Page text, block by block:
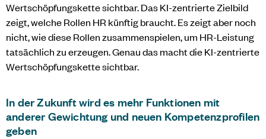
Wertschöpfungskette sichtbar. Das KI-zentrierte Zielbild
zeigt, welche Rollen HR künftig braucht. Es zeigt aber noch
nicht, wie diese Rollen zusammenspielen, um HR-Leistung
tatsächlich zu erzeugen. Genau das macht die KI-zentrierte
Wertschöpfungskette sichtbar.
In der Zukunft wird es mehr Funktionen mit
anderer Gewichtung und neuen Kompetenzprofilen
geben